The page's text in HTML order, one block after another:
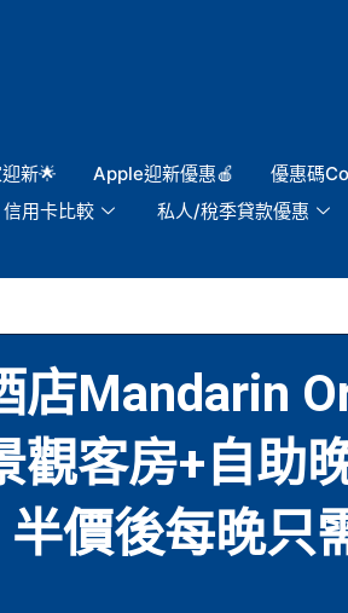
新🌟 Apple迎新優惠🍎 優惠碼
信用卡比較 私人/稅季貸款優惠
店Mandarin
觀客房+自助
價後每晚只